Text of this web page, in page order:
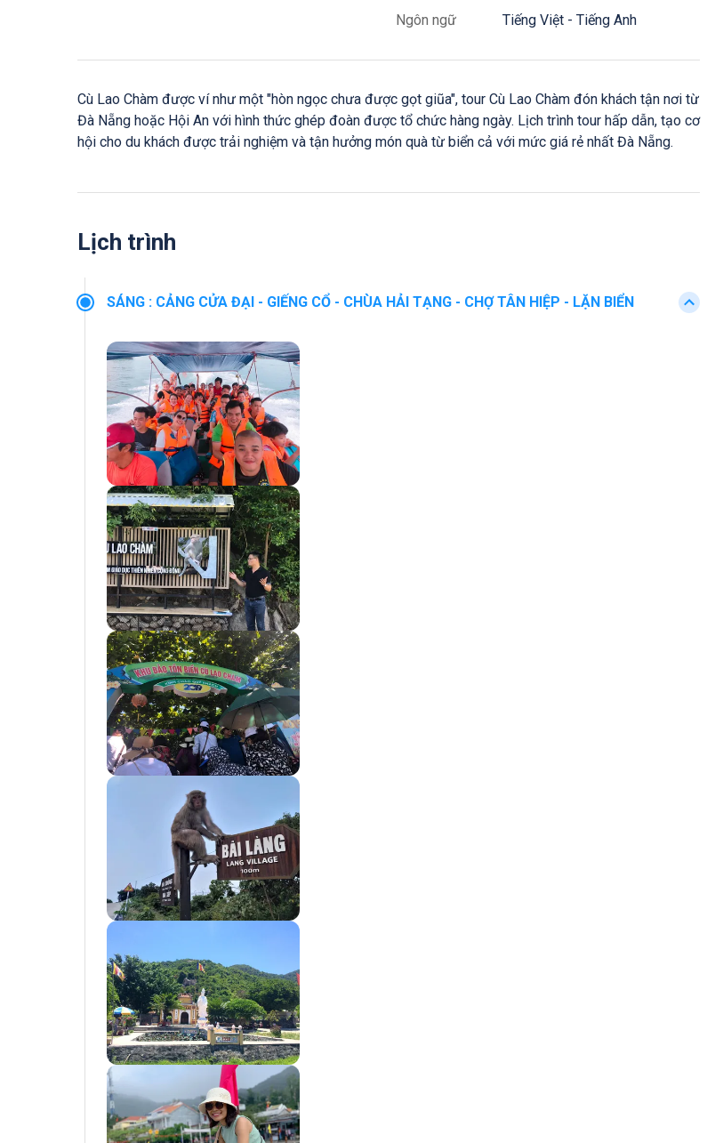
Ngôn ngữ Tiếng Việt - Tiếng Anh
Cù Lao Chàm được ví như một "hòn ngọc chưa được gọt giũa", tour Cù Lao Chàm đón khách tận nơi từ
Đà Nẵng hoặc Hội An với hình thức ghép đoàn được tổ chức hàng ngày. Lịch trình tour hấp dẫn, tạo cơ
hội cho du khách được trải nghiệm và tận hưởng món quà từ biển cả với mức giá rẻ nhất Đà Nẵng.
Lịch trình
SÁNG : CẢNG CỬA ĐẠI - GIẾNG CỔ - CHÙA HẢI TẠNG - CHỢ TÂN HIỆP - LẶN BIỂN